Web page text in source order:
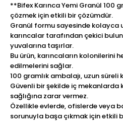
**Bifex Karınca Yemi Granül 100
çözmek için etkili bir çözümdür.
Granül formu sayesinde kolayca
karıncalar tarafından çekici
yuvalarına taşırlar.
Bu ürün, karıncaların kolonilerini
edilmelerini sağlar.
100 gramlık ambalajı, uzun süreli
Güvenli bir şekilde iç mekanlarda
sağlığına zarar vermez.
Özellikle evlerde, ofislerde veya
sorunuyla başa çıkmak için etkili